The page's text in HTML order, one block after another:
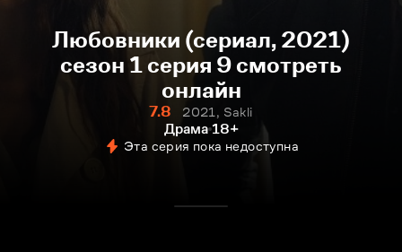
Любовники (сериал, 2021)
сезон 1 серия 9 смотреть
онлайн
7.8
2021, Sakli
Драма 18+
Эта серия пока недоступна